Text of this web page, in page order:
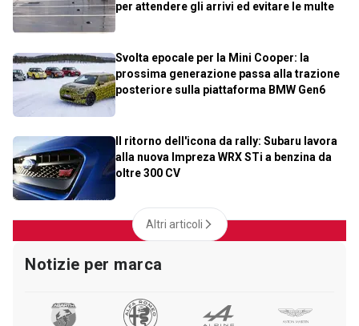
per attendere gli arrivi ed evitare le multe
Svolta epocale per la Mini Cooper: la
prossima generazione passa alla trazione
posteriore sulla piattaforma BMW Gen6
Il ritorno dell'icona da rally: Subaru lavora
alla nuova Impreza WRX STi a benzina da
oltre 300 CV
Altri articoli
Notizie per marca